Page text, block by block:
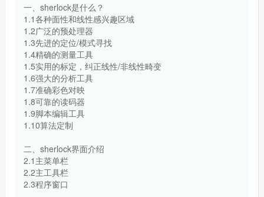
一、sherlock是什么？
1.1各种面性和线性感兴趣区域
1.2广泛的预处理器
1.3先进的定位/模式寻找
1.4精确的测量工具
1.5实用的标定，纠正线性/非线性畸变
1.6强大的分析工具
1.7准确彩色对映
1.8可靠的读码器
1.9脚本编辑工具
1.10算法定制
二、sherlock界面介绍
2.1主菜单栏
2.2主工具栏
2.3程序窗口